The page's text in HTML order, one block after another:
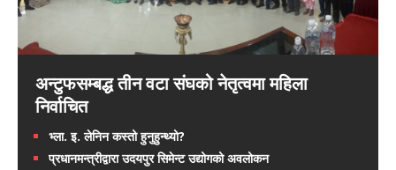
अन्टुफसम्बद्ध तीन वटा संघको नेतृत्वमा महिला
निर्वाचित
भ्ला. इ. लेनिन कस्तो हुनुहुन्थ्यो?
प्रधानमन्त्रीद्वारा उदयपुर सिमेन्ट उद्योगको अवलोकन